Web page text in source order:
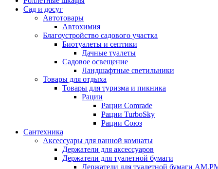
Сад и досуг
Автотовары
Автохимия
Благоустройство садового участка
Биотуалеты и септики
Дачные туалеты
Садовое освещение
Ландшафтные светильники
Товары для отдыха
Товары для туризма и пикника
Рации
Рации Comrade
Рации TurboSky
Рации Союз
Сантехника
Аксессуары для ванной комнаты
Держатели для аксессуаров
Держатели для туалетной бумаги
Держатели для туалетной бумаги